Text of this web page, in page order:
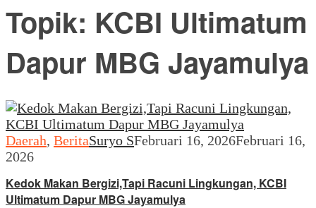
Topik: KCBI Ultimatum
Dapur MBG Jayamulya
Daerah, BeritaSuryo SFebruari 16, 2026Februari 16,
2026
Kedok Makan Bergizi,Tapi Racuni Lingkungan, KCBI
Ultimatum Dapur MBG Jayamulya